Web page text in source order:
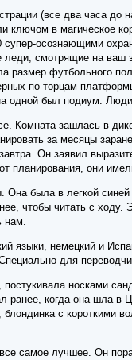
(все два часа
в магическое
осознающими
леди, смотрящие на
размер
по торцам
одной был подиум.
Комната зашлась в
за месяцы
Он заявил
планирования, они
была в легкой
чтобы читать с
нам.
языки, немецкий и
для
носками
ранее, когда она
с
самое лучшее. Он